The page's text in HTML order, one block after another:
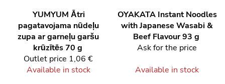
YUMYUM Ātri
pagatavojama nūdeļu
zupa ar garneļu garšu
krūzītēs 70 g
Outlet price 1,06 €
Available in stock
OYAKATA Instant Noodles
with Japanese Wasabi &
Beef Flavour 93 g
Ask for the price
Available in stock